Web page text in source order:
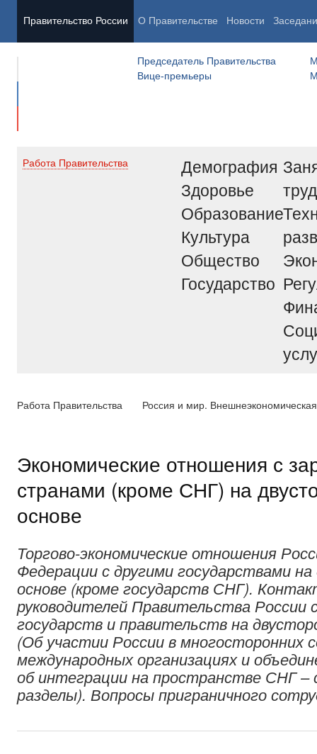
Правительство России О Правительстве Новости
Председатель Правительства
Вице-премьеры
Работа Правительства
Демография
Здоровье
Образование
Культура
Общество
Государство
труд
Работа Правительства Россия и мир.
Экономические отношения с
странами (кроме СНГ) на
основе
Торгово-экономические отношения
Федерации с другими государствами
основе (кроме государств СНГ).
руководителей Правительства России
государств и правительств на
(Об участии России в многосторонних
международных организациях и
об интеграции на пространстве СНГ –
разделы). Вопросы приграничного